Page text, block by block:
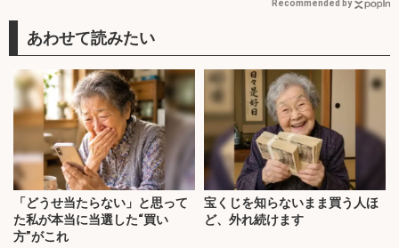
Recommended by
「どうせ当たらない」と思って
た私が本当に当選した“買い
方”がこれ
宝くじを知らないまま買う人ほ
ど、外れ続けます